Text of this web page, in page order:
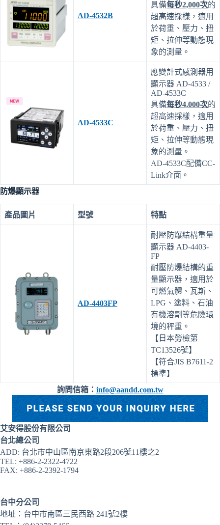
AD-4532B
具備每秒2,000次的
超高速採樣，適用
於荷重、壓力、扭
矩、拉伸等動態現
象的測量。
AD-4533C
應變計式感測器用
顯示器 AD-4533 /
AD-4533C
具備每秒4,000次的
超高速採樣，適用
於荷重、壓力、扭
矩、拉伸等動態現
象的測量。
AD-4533C配備CC-
Link介面。
防爆顯示器
產品圖片 型號 特點
AD-4403FP
耐壓防爆結構重量
顯示器 AD-4403-
FP
耐壓防爆結構的重
量顯示器，適用於
可燃氣體、瓦斯、
LPG、塗料、石油
有機溶劑等危險環
境的秤重。
【日本勞檢第
TC13526號】
【符合JIS B7611-2
標準】
詢問信箱： info@aandd.com.tw
艾安得股份有限公司
台北總公司
ADD: 台北市中山區南京東路2段206號11樓之2
TEL: +886-2-2322-4722
FAX: +886-2-2392-1794
台中分公司
地址：台中市南區三民西路 241號2樓